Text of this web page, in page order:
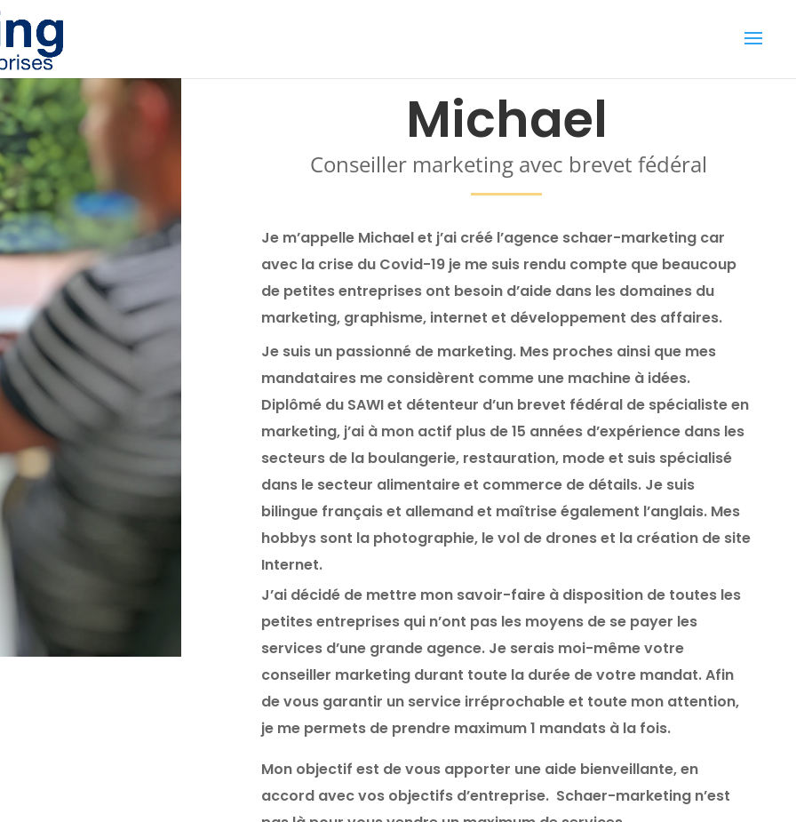
Michael
Conseiller marketing avec brevet fédéral
Je m’appelle Michael et j’ai créé l’agence schaer-marketing car
avec la crise du Covid-19 je me suis rendu compte que beaucoup
de petites entreprises ont besoin d’aide dans les domaines du
marketing, graphisme, internet et développement des affaires.
Je suis un passionné de marketing. Mes proches ainsi que mes
mandataires me considèrent comme une machine à idées.
Diplômé du SAWI et détenteur d’un brevet fédéral de spécialiste en
marketing, j’ai à mon actif plus de 15 années d’expérience dans les
secteurs de la boulangerie, restauration, mode et suis spécialisé
dans le secteur alimentaire et commerce de détails. Je suis
bilingue français et allemand et maîtrise également l’anglais. Mes
hobbys sont la photographie, le vol de drones et la création de site
Internet.
J’ai décidé de mettre mon savoir-faire à disposition de toutes les
petites entreprises qui n’ont pas les moyens de se payer les
services d’une grande agence. Je serais moi-même votre
conseiller marketing durant toute la durée de votre mandat.Afin
de vous garantir un service irréprochable et toute mon attention,
je me permets de prendre maximum 1 mandats à la fois.
Mon objectif est de vous apporter une aide bienveillante, en
accord avec vos objectifs d’entreprise. Schaer-marketing n’est